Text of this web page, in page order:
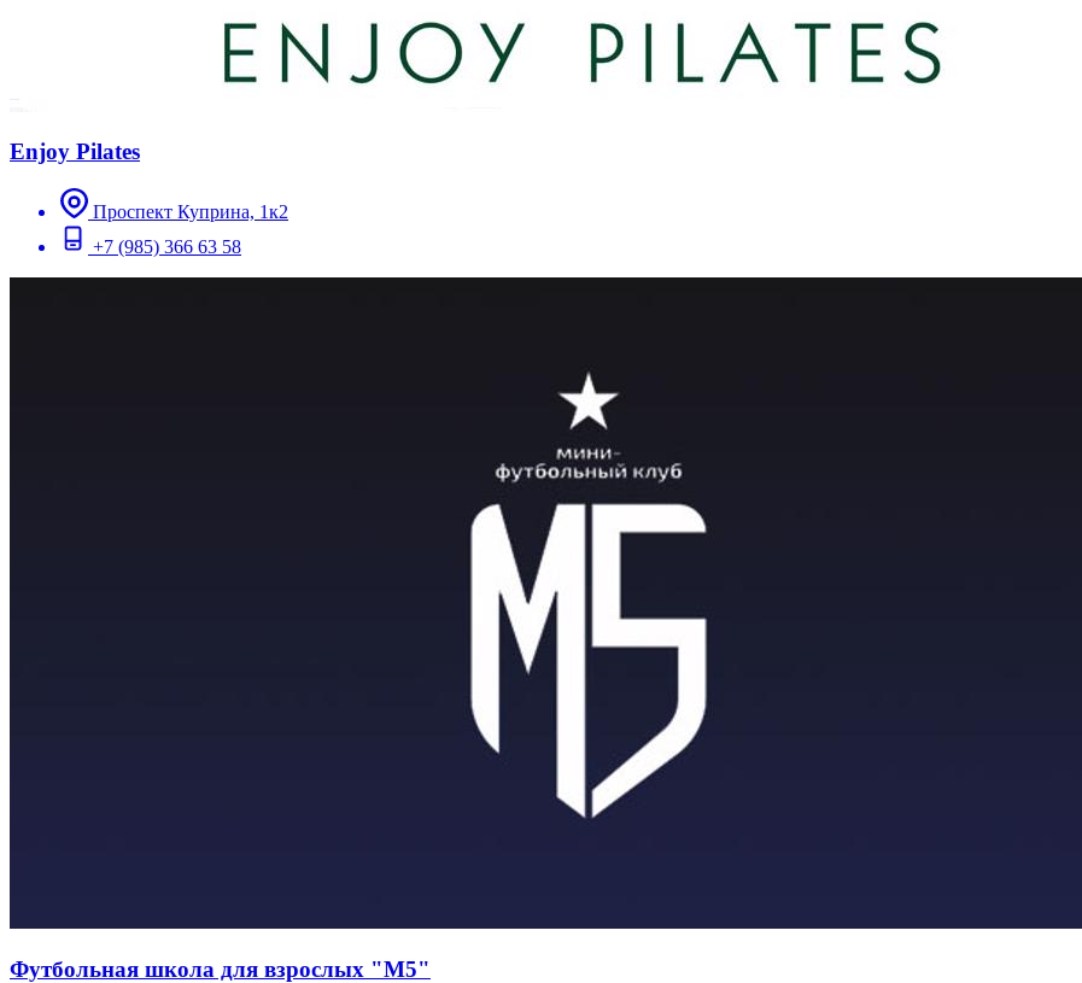
Enjoy Pilates
Проспект Куприна, 1к2
+7 (985) 366 63 58
Футбольная школа для взрослых "М5"